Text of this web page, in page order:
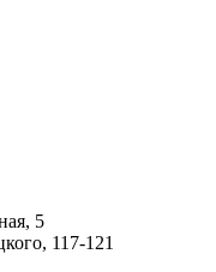
5
117-121